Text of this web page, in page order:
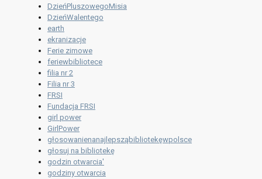
DzieńPluszowegoMisia
DzieńWalentego
earth
ekranizacje
Ferie zimowe
feriewbibliotece
filia nr 2
Filia nr 3
FRSI
Fundacja FRSI
girl power
GirlPower
głosowanienanajlepsząbibliotekęwpolsce
głosuj na bibliotekę
godzin otwarcia'
godziny otwarcia